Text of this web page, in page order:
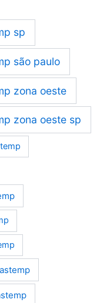
sp
são paulo
zona oeste
zona oeste sp